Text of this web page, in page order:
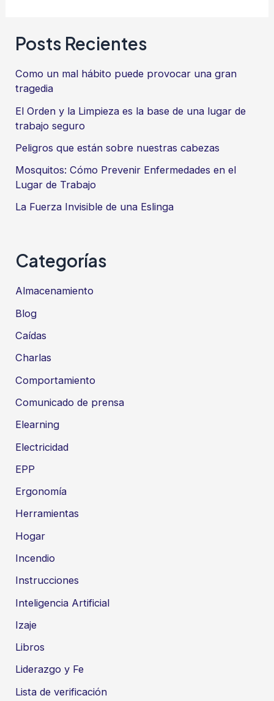
email
y
qué
Posts Recientes
Como un mal hábito puede provocar una gran
tragedia
El Orden y la Limpieza es la base de una lugar de
trabajo seguro
Peligros que están sobre nuestras cabezas
Mosquitos: Cómo Prevenir Enfermedades en el
Lugar de Trabajo
La Fuerza Invisible de una Eslinga
Categorías
Almacenamiento
Blog
Caídas
Charlas
Comportamiento
Comunicado de prensa
Elearning
Electricidad
EPP
Ergonomía
Herramientas
Hogar
Incendio
Instrucciones
Inteligencia Artificial
Izaje
Libros
Liderazgo y Fe
Lista de verificación